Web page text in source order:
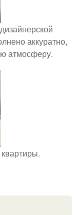
аккуратно,
атмосферу.